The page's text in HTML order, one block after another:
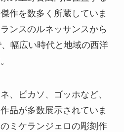
作を数多く所蔵していま
ンスのルネッサンスから
幅広い時代と地域の西洋
、ピカソ、ゴッホなど、
品が多数展示されていま
ミケランジェロの彫刻作